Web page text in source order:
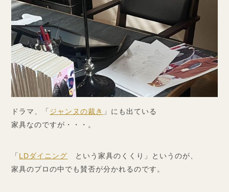
ドラマ、「 ジャンヌの裁き 」にも出ている
家具なのですが・・・。
「 LDダイニング という家具のくくり」というのが、
家具のプロの中でも賛否が分かれるのです。